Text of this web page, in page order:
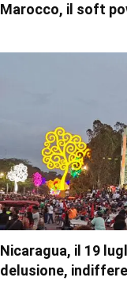
Marocco, il soft
Nicaragua, il 19
delusione,